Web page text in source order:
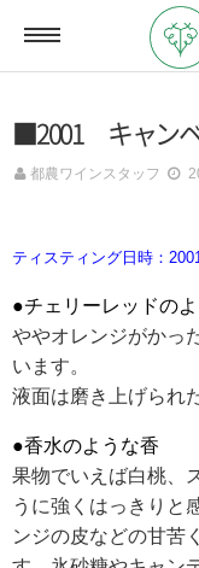
ONLINE SHOP
ACCESSMAP
CONTACT
■2001 キャン
都農ワインスタッフ
ティスティング日時：
●チェリーレッドの
ややオレンジがかっ
います。
液面は磨き上げられ
●香水のような香
果物でいえば白桃、
うに強くはっきりと
ンジの皮などの甘苦